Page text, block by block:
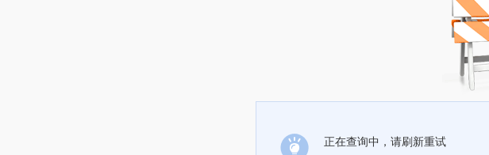
正在查询中，请刷新重试